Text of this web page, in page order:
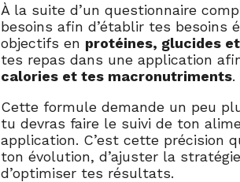
À la suite d’un questionnaire
besoins afin d’établir tes besoins
objectifs en protéines, glucides
tes repas dans une application
calories et tes macronutriments.
Cette formule demande un peu
tu devras faire le suivi de ton
application. C’est cette précision
ton évolution, d’ajuster la
d’optimiser tes résultats.